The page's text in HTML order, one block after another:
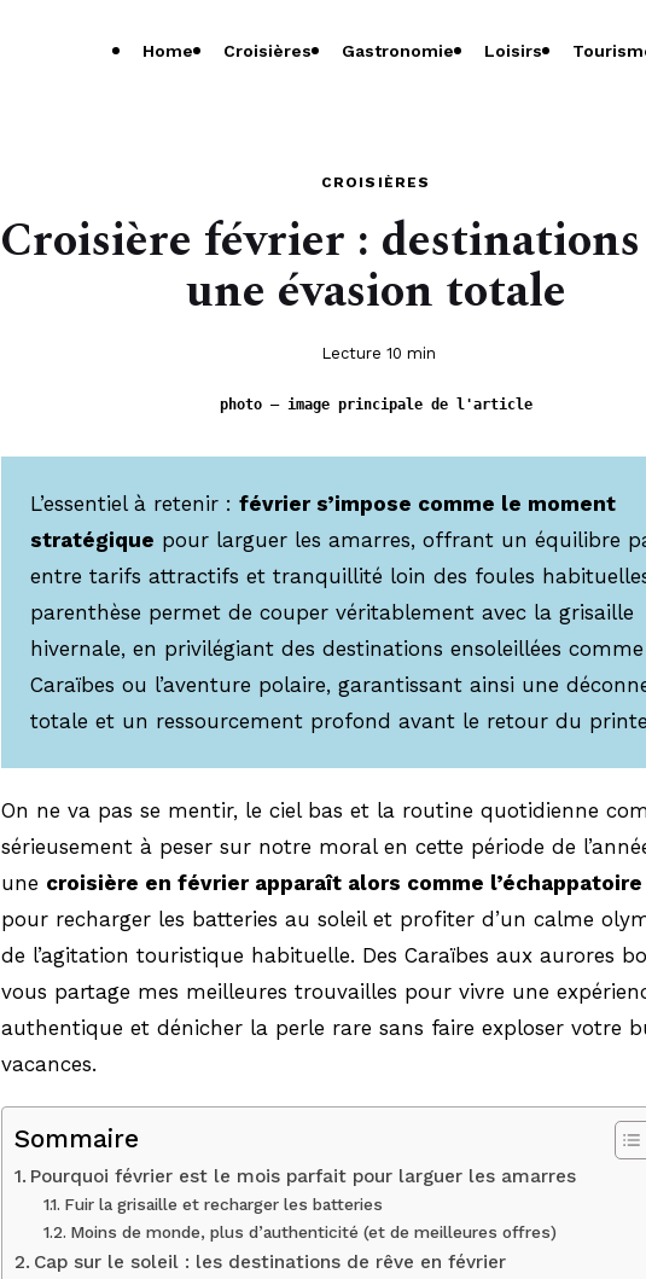
Home Croisières Gastronomie Loisirs
CROISIÈRES
Croisière février :
une évasion totale
Lecture 10 min
photo — image principale de l'article
L’essentiel à retenir : février s’impose comme le moment
stratégique pour larguer les amarres, offrant un équilibre
entre tarifs attractifs et tranquillité loin des foules
parenthèse permet de couper véritablement avec la grisaille
hivernale, en privilégiant des destinations ensoleillées
Caraïbes ou l’aventure polaire, garantissant ainsi une
totale et un ressourcement profond avant le retour du
On ne va pas se mentir, le ciel bas et la routine quotidienne
sérieusement à peser sur notre moral en cette période de
une croisière en février apparaît alors comme
pour recharger les batteries au soleil et profiter d’un calme
de l’agitation touristique habituelle. Des Caraïbes aux aurores
vous partage mes meilleures trouvailles pour vivre une
authentique et dénicher la perle rare sans faire exploser votre
vacances.
Sommaire
Pourquoi février est le mois parfait pour larguer les amarres
Fuir la grisaille et recharger les batteries
Moins de monde, plus d’authenticité (et de meilleures offres)
Cap sur le soleil : les destinations de rêve en février